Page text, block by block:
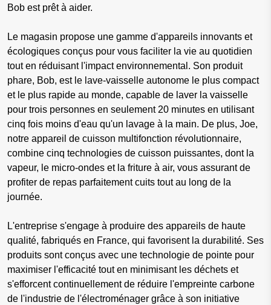
Bob est prêt à aider.
Le magasin propose une gamme d'appareils innovants et
écologiques conçus pour vous faciliter la vie au quotidien
tout en réduisant l'impact environnemental. Son produit
phare, Bob, est le lave-vaisselle autonome le plus compact
et le plus rapide au monde, capable de laver la vaisselle
pour trois personnes en seulement 20 minutes en utilisant
cinq fois moins d'eau qu'un lavage à la main. De plus, Joe,
notre appareil de cuisson multifonction révolutionnaire,
combine cinq technologies de cuisson puissantes, dont la
vapeur, le micro-ondes et la friture à air, vous assurant de
profiter de repas parfaitement cuits tout au long de la
journée.
L'entreprise s'engage à produire des appareils de haute
qualité, fabriqués en France, qui favorisent la durabilité. Ses
produits sont conçus avec une technologie de pointe pour
maximiser l'efficacité tout en minimisant les déchets et
s'efforcent continuellement de réduire l'empreinte carbone
de l'industrie de l'électroménager grâce à son initiative